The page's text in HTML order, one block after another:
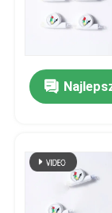
Aktualności
Wszystkie
Poprosić o